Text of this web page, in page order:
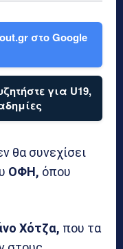
στο Google
για U19,
θα συνεχίσει
ΟΦΗ, όπου
Χότζα, που τα